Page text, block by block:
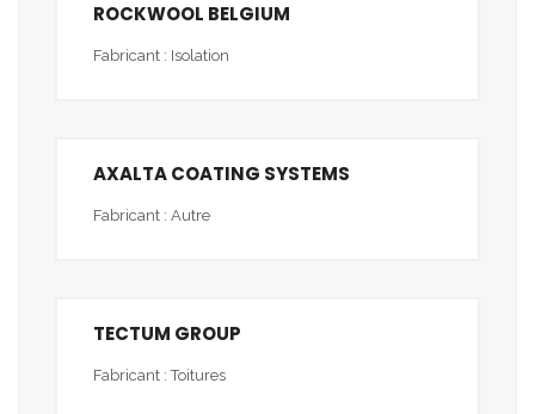
ROCKWOOL BELGIUM
Fabricant : Isolation
AXALTA COATING SYSTEMS
Fabricant : Autre
TECTUM GROUP
Fabricant : Toitures